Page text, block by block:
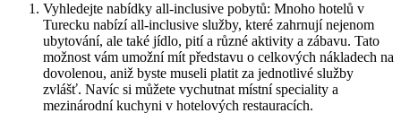
Vyhledejte nabídky all-inclusive pobytů: Mnoho hotelů v
Turecku nabízí all-inclusive služby, které zahrnují nejenom
ubytování, ale také jídlo, pití a různé aktivity a zábavu. Tato
možnost vám umožní mít představu o celkových nákladech na
dovolenou, aniž byste museli platit za jednotlivé služby
zvlášť. Navíc si můžete vychutnat místní speciality a
mezinárodní kuchyni v hotelových restauracích.